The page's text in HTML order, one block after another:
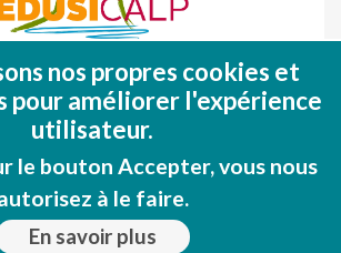
de Desarrollo Regional
de hacer EUROPA
nos propres cookies et
pour améliorer l'expérience
utilisateur.
le bouton Accepter, vous nous
à le faire.
En savoir plus